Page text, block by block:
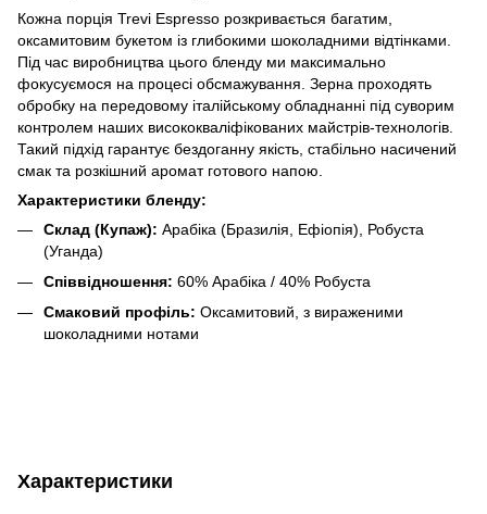
Кожна порція Trevi Espresso розкривається багатим,
оксамитовим букетом із глибокими шоколадними відтінками.
Під час виробництва цього бленду ми максимально
фокусуємося на процесі обсмажування. Зерна проходять
обробку на передовому італійському обладнанні під суворим
контролем наших висококваліфікованих майстрів-технологів.
Такий підхід гарантує бездоганну якість, стабільно насичений
смак та розкішний аромат готового напою.
Характеристики бленду:
Склад (Купаж): Арабіка (Бразилія, Ефіопія), Робуста
(Уганда)
Співвідношення: 60% Арабіка / 40% Робуста
Смаковий профіль: Оксамитовий, з вираженими
шоколадними нотами
Характеристики